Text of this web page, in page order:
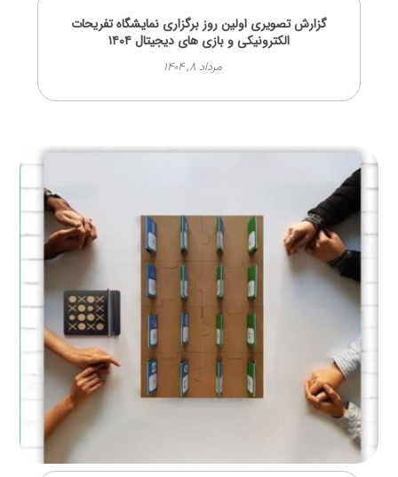
گزارش تصویری اولین روز برگزاری نمایشگاه تفریحات
الکترونیکی و بازی های دیجیتال ۱۴۰۴
مرداد ۸, ۱۴۰۴